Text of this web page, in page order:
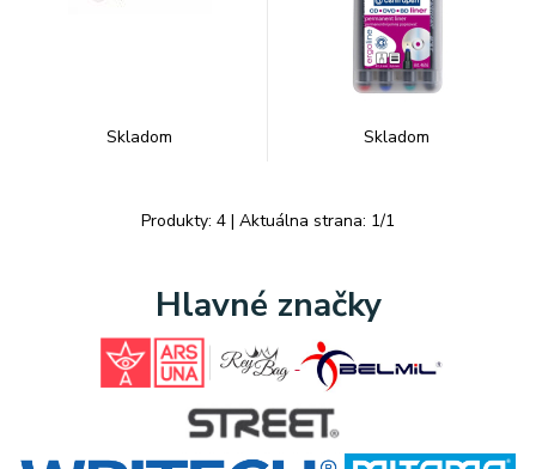
Skladom Skladom
Produkty: 4 | Aktuálna strana: 1/1
Hlavné značky